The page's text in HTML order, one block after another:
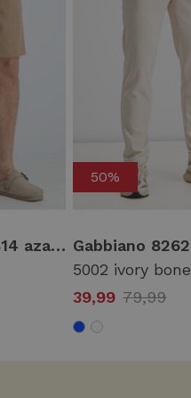
Gabbiano 8266814 azar Korte broeken 994 almond
50%
5002 ivory bone
39,99 79,99